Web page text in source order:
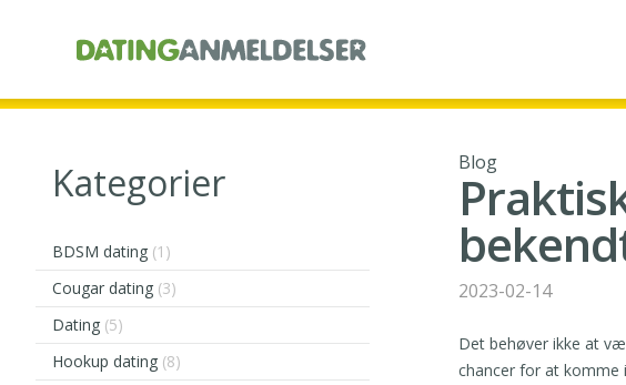
Kategorier
BDSM dating (1)
Cougar dating (3)
Dating (5)
Hookup dating (8)
Blog
2023-02-14
Det behøver ikke at
chancer for at komme